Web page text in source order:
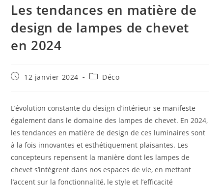
Les tendances en matière de
design de lampes de chevet
en 2024
Publication
12 janvier 2024
PostDéco
L’évolution constante du design d’intérieur se manifeste
également dans le domaine des lampes de chevet. En 2024,
les tendances en matière de design de ces luminaires sont
à la fois innovantes et esthétiquement plaisantes. Les
concepteurs repensent la manière dont les lampes de
chevet s’intègrent dans nos espaces de vie, en mettant
l’accent sur la fonctionnalité, le style et l’efficacité